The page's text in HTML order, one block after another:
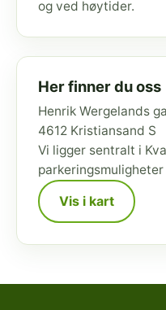
og ved høytider.
Her finner du oss
Henrik Wergelands
4612 Kristiansand S
Vi ligger sentralt i
Vis i kart